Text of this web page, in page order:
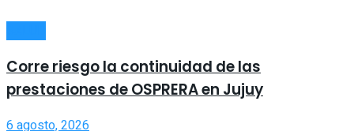
Corre riesgo la continuidad de las
prestaciones de OSPRERA en Jujuy
6 agosto, 2026